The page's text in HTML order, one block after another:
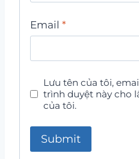
Email *
Lưu tên của tôi,
trình duyệt này cho
của tôi.